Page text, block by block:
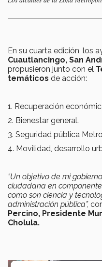
En su cuarta edición, los
Cuautlancingo, San
propusieron junto con el
temáticos de acción:
1. Recuperación
2. Bienestar general.
3. Seguridad pública
4. Movilidad, desarrollo
“Un objetivo de mi
ciudadana en
como son ciencia y
administración pública”,
Percino, Presidente
Cholula.